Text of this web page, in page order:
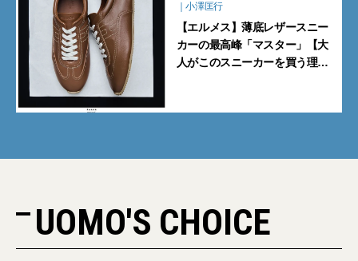
｜小澤匡行
【エルメス】薄底レザースニー
カーの最高峰「マスター」【大
人がこのスニーカーを買う理由
UOMO'S CHOICE